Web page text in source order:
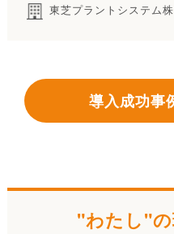
東芝プラントシステム
導入成功事
"わたし"